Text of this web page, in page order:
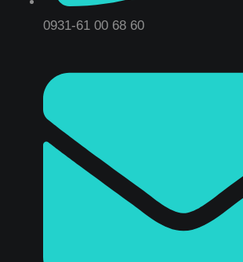
0931-61 00 68 60